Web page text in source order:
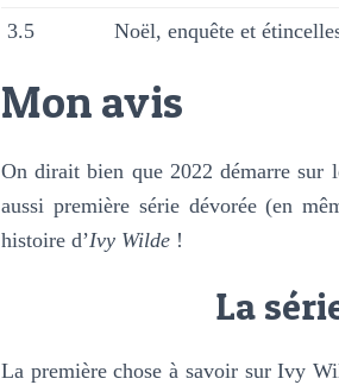
3.5
Noël, enquête et
Mon avis
On dirait bien que 2022 démarre sur
aussi première série dévorée (en
histoire d’Ivy Wilde !
La
La première chose à savoir sur Ivy